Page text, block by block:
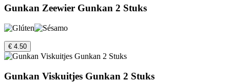
Gunkan Zeewier Gunkan 2 Stuks
€ 4.50
Gunkan Viskuitjes Gunkan 2 Stuks